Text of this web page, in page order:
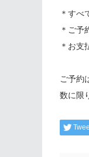
＊すべ
＊ご予
＊お支
ご予約
数に限